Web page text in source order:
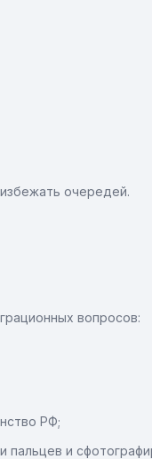
очередей.
вопросов:
РФ;
и